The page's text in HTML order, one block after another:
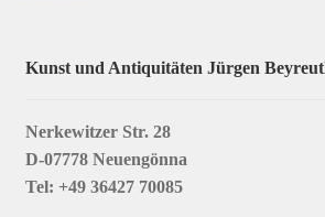
Kunst und Antiquitäten Jürgen
Nerkewitzer Str. 28
D-07778 Neuengönna
Tel: +49 36427 70085